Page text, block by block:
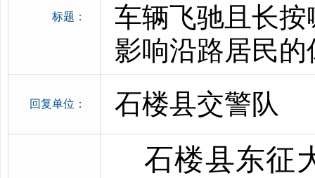
标题：
车辆飞驰且长
影响沿路居民
回复单位： 石楼县交警队
石楼县东征